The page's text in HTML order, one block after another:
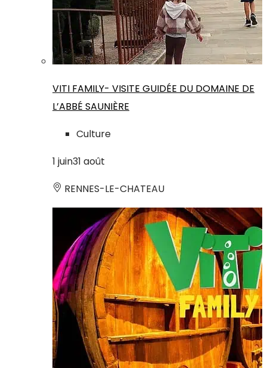
VITI FAMILY- VISITE GUIDÉE DU DOMAINE DE
L’ABBÉ SAUNIÈRE
Culture
1 juin31 août
RENNES-LE-CHATEAU